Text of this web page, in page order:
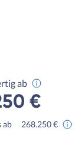
ab
€
ab 268.250 €